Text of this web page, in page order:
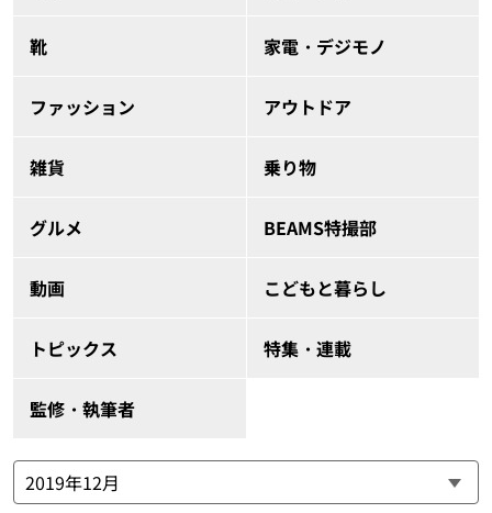
靴 家電・デジモノ
ファッション アウトドア
雑貨 乗り物
グルメ BEAMS特撮部
動画 こどもと暮らし
トピックス 特集・連載
監修・執筆者